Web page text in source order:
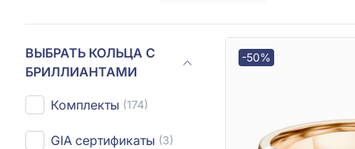
ВЫБРАТЬ КОЛЬЦА С
БРИЛЛИАНТАМИ
Комплекты (174)
GIA сертификаты (3)
-50%